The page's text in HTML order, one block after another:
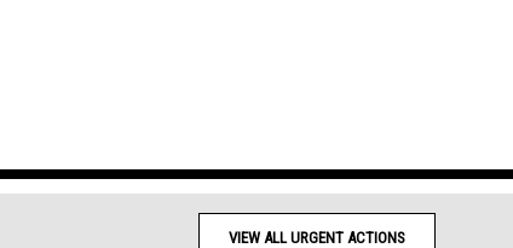
VIEW ALL URGENT ACTIONS